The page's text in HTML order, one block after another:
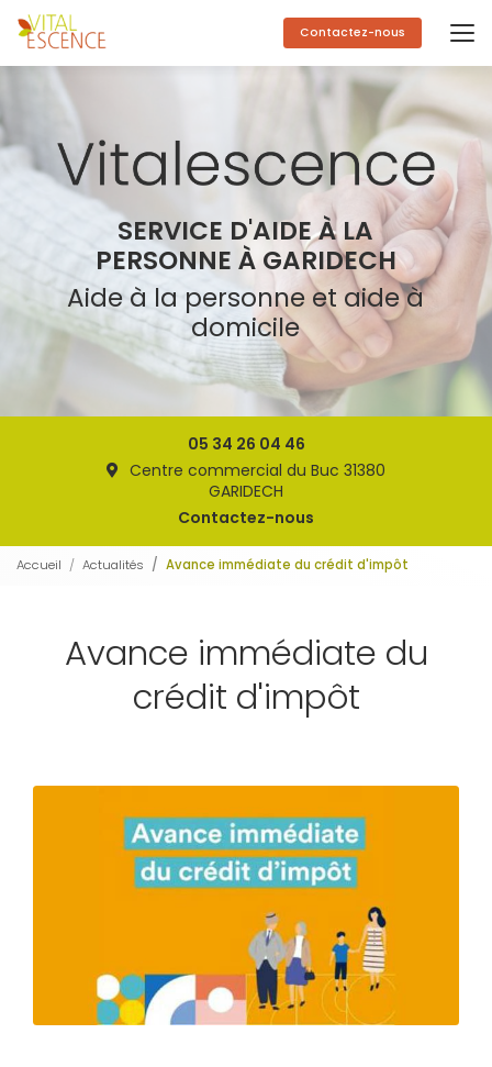
Aller
au
contenu
principal
Contactez-nous
SERVICE D'AIDE À LA
PERSONNE À GARIDECH
Aide à la personne et aide à
domicile
05 34 26 04 46
Centre commercial du Buc 31380
GARIDECH
Contactez-nous
Accueil Actualités Avance immédiate du crédit d'impôt
Avance immédiate du
crédit d'impôt